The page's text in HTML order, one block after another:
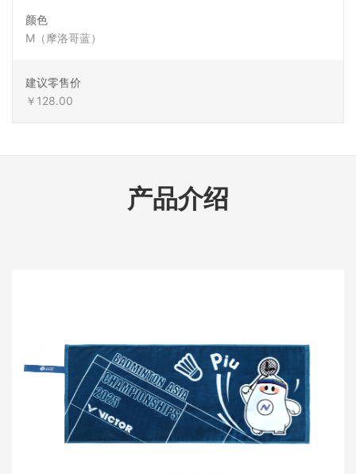
颜色
M（摩洛哥蓝）
建议零售价
￥128.00
产品介绍